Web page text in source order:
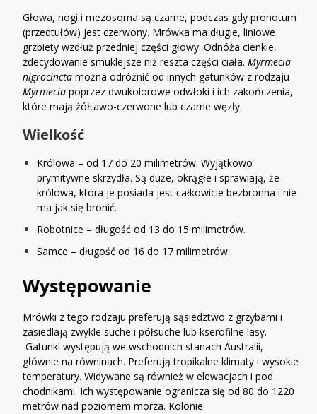
Głowa, nogi i mezosoma są czarne, podczas gdy pronotum
(przedtułów) jest czerwony. Mrówka ma długie, liniowe
grzbiety wzdłuż przedniej części głowy. Odnóża cienkie,
zdecydowanie smuklejsze niż reszta części ciała.Myrmecia
nigrocincta można odróżnić od innych gatunków z rodzaju
Myrmecia poprzez dwukolorowe odwłoki i ich zakończenia,
które mają żółtawo-czerwone lub czarne węzły.
Wielkość
Królowa – od 17 do 20 milimetrów. Wyjątkowo
prymitywne skrzydła. Są duże, okrągłe i sprawiają, że
królowa, która je posiada jest całkowicie bezbronna i nie
ma jak się bronić.
Robotnice – długość od 13 do 15 milimetrów.
Samce – długość od 16 do 17 milimetrów.
Występowanie
Mrówki z tego rodzaju preferują sąsiedztwo z grzybami i
zasiedlają zwykle suche i półsuche lub kserofilne lasy.
Gatunki występują we wschodnich stanach Australii,
głównie na równinach. Preferują tropikalne klimaty i wysokie
temperatury. Widywane są również w elewacjach i pod
chodnikami. Ich występowanie ogranicza się od 80 do 1220
metrów nad poziomem morza. Kolonie